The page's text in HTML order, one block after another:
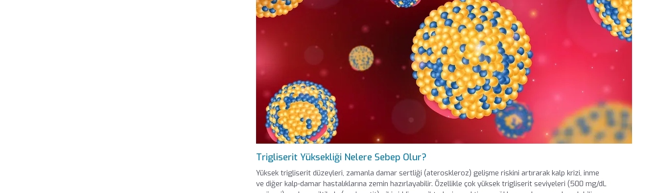
Trigliserit Yüksekliği Nelere Sebep Olur?
Yüksek trigliserit düzeyleri, zamanla damar sertliği (ateroskleroz) gelişme riskini artırarak kalp krizi, inme
ve diğer kalp-damar hastalıklarına zemin hazırlayabilir. Özellikle çok yüksek trigliserit seviyeleri (500 mg/dL